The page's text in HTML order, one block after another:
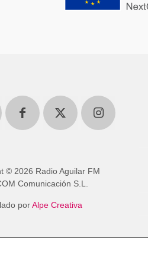
© 2026 Radio Aguilar FM
Comunicación S.L.
porAlpe Creativa